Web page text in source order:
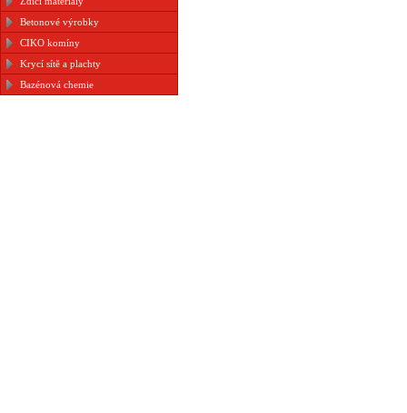
Betonové výrobky
CIKO komíny
Krycí sítě a plachty
Bazénová chemie